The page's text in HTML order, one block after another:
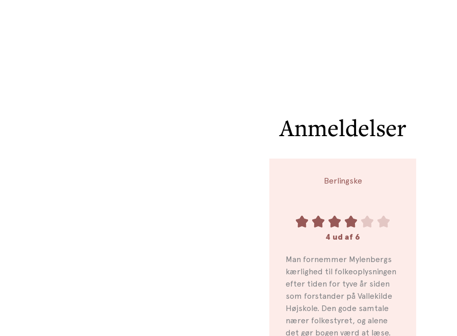
Anmeldelser
Berlingske
4 ud af 6
Man fornemmer Mylenbergs
kærlighed til folkeoplysningen
efter tiden for tyve år siden
som forstander på Vallekilde
Højskole. Den gode samtale
nærer folkestyret, og alene
det gør bogen værd at læse.